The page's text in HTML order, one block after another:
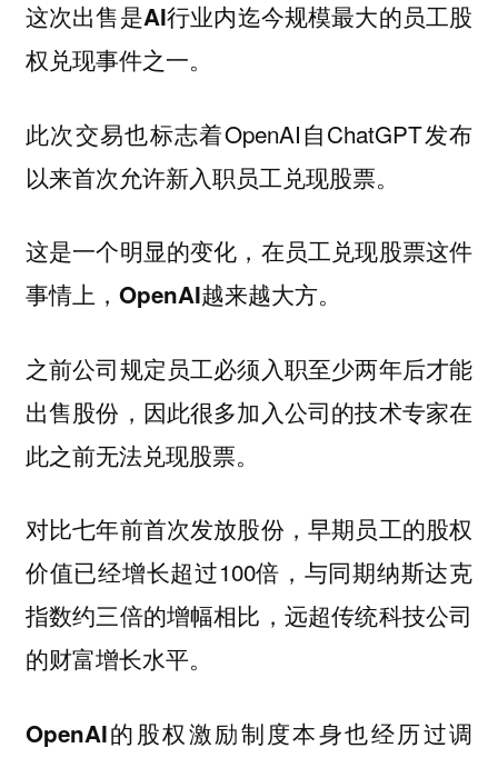
这次出售是AI行业内迄今规模最大的员工股
权兑现事件之一。
此次交易也标志着OpenAI自ChatGPT发布
以来首次允许新入职员工兑现股票。
这是一个明显的变化，在员工兑现股票这件
事情上，OpenAI越来越大方。
之前公司规定员工必须入职至少两年后才能
出售股份，因此很多加入公司的技术专家在
此之前无法兑现股票。
对比七年前首次发放股份，早期员工的股权
价值已经增长超过100倍，与同期纳斯达克
指数约三倍的增幅相比，远超传统科技公司
的财富增长水平。
OpenAI的股权激励制度本身也经历过调